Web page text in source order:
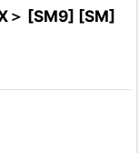
＞ [SM9] [SM]